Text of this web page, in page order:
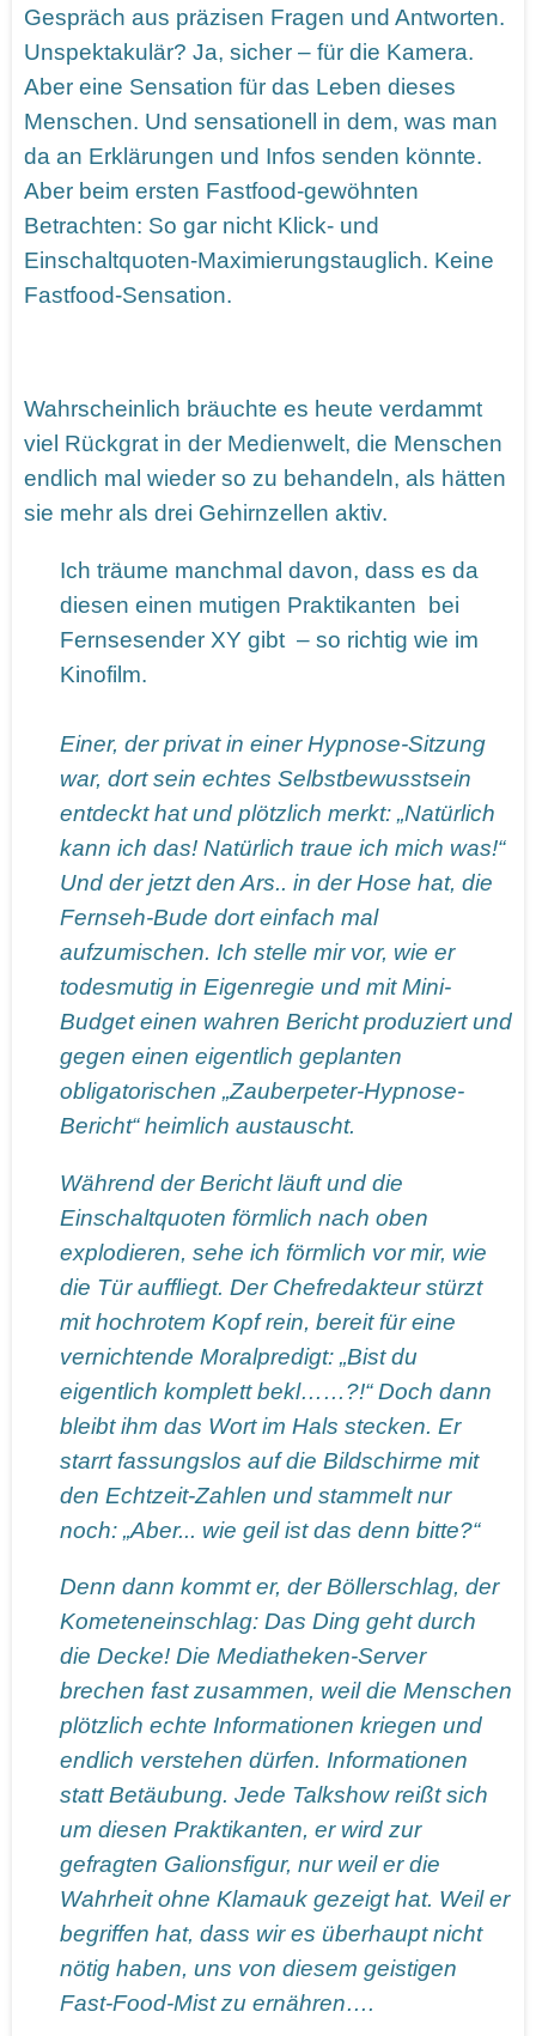
Gespräch aus präzisen Fragen und Antworten.
Unspektakulär? Ja, sicher – für die Kamera.
Aber eine Sensation für das Leben dieses
Menschen. Und sensationell in dem, was man
da an Erklärungen und Infos senden könnte.
Aber beim ersten Fastfood-gewöhnten
Betrachten: So gar nicht Klick- und
Einschaltquoten-Maximierungstauglich. Keine
Fastfood-Sensation.
Wahrscheinlich bräuchte es heute verdammt
viel Rückgrat in der Medienwelt, die Menschen
endlich mal wieder so zu behandeln, als hätten
sie mehr als drei Gehirnzellen aktiv.
Ich träume manchmal davon, dass es da
diesen einen mutigen Praktikanten bei
Fernsesender XY gibt – so richtig wie im
Kinofilm.
Einer, der privat in einer Hypnose-Sitzung
war, dort sein echtes Selbstbewusstsein
entdeckt hat und plötzlich merkt: „Natürlich
kann ich das! Natürlich traue ich mich was!“
Und der jetzt den Ars.. in der Hose hat, die
Fernseh-Bude dort einfach mal
aufzumischen. Ich stelle mir vor, wie er
todesmutig in Eigenregie und mit Mini-
Budget einen wahren Bericht produziert und
gegen einen eigentlich geplanten
obligatorischen „Zauberpeter-Hypnose-
Bericht“ heimlich austauscht.
Während der Bericht läuft und die
Einschaltquoten förmlich nach oben
explodieren, sehe ich förmlich vor mir, wie
die Tür auffliegt. Der Chefredakteur stürzt
mit hochrotem Kopf rein, bereit für eine
vernichtende Moralpredigt: „Bist du
eigentlich komplett bekl……?!“ Doch dann
bleibt ihm das Wort im Hals stecken. Er
starrt fassungslos auf die Bildschirme mit
den Echtzeit-Zahlen und stammelt nur
noch: „Aber... wie geil ist das denn bitte?“
Denn dann kommt er, der Böllerschlag, der
Kometeneinschlag: Das Ding geht durch
die Decke! Die Mediatheken-Server
brechen fast zusammen, weil die Menschen
plötzlich echte Informationen kriegen und
endlich verstehen dürfen. Informationen
statt Betäubung. Jede Talkshow reißt sich
um diesen Praktikanten, er wird zur
gefragten Galionsfigur, nur weil er die
Wahrheit ohne Klamauk gezeigt hat. Weil er
begriffen hat, dass wir es überhaupt nicht
nötig haben, uns von diesem geistigen
Fast-Food-Mist zu ernähren….